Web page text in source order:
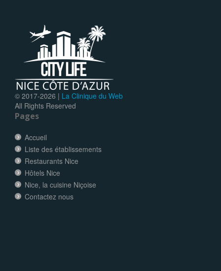
© 2017-2026 | La Clinique du Web
All Rights Reserved
Pages
Accueil
Liste des établissements
Restaurants Nice
Hôtels Nice
Nice, la cuisine Niçoise
Contactez nous